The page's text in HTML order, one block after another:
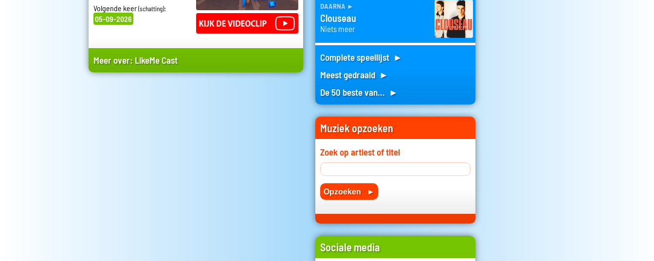
Volgende keer(schatting):
05-09-2026
Meer over: LikeMe Cast
daarna ►
Clouseau
Niets meer
Complete speellijst ►
Meest gedraaid ►
De 50 beste van... ►
Muziek opzoeken
Zoek op artiest of titel
Sociale media